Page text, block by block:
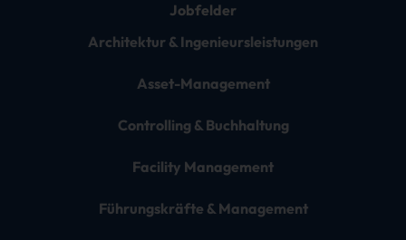
Jobfelder
Architektur & Ingenieursleistungen
Asset-Management
Controlling & Buchhaltung
Facility Management
Führungskräfte & Management